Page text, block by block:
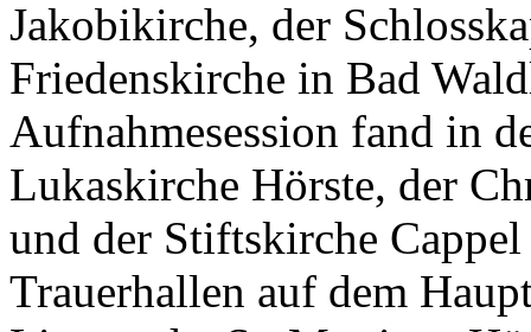
Jakobikirche, der
Friedenskirche in Bad
Aufnahmesession fand in
Lukaskirche Hörste, der
und der Stiftskirche
Trauerhallen auf dem